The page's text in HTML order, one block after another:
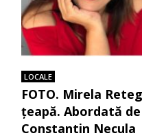
LOCALE
FOTO. Mirela
ţeapă. Abordată
Constantin Necula